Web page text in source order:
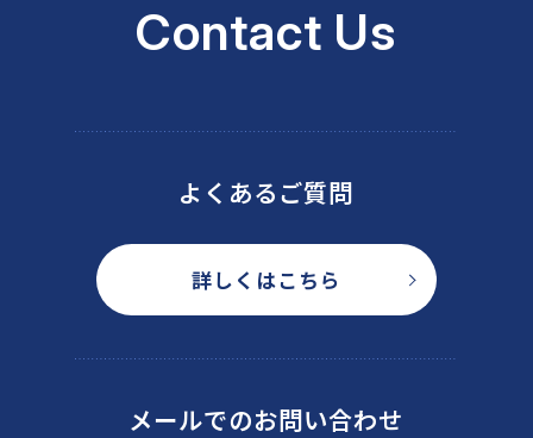
Contact Us
よくあるご質問
詳しくはこちら
メールでのお問い合わせ